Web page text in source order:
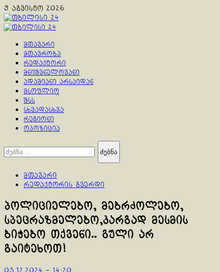
Skip
to
content
9 აგვისტო 2026
Primary
მთავარი
მთავრობა
რედაქტორი
მნიშვნელოვანი
ადამიანი არსაიდან
მსოფლიო
შსს
სხვადასხვა
რეგიონი
ოპოზიცია
ძებნა:
მთავარი
რედაქტორის გვერდი
პოლიციელებო, მებრძოლებო,
სპეცრაზმელებო,კარგად მესმის
ბიჭებო თქვენი.. გული არ
გაიტეხოთ!